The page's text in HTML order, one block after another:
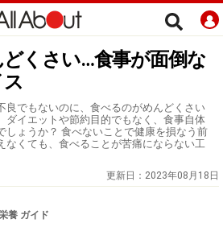
くさい…食事が面倒な
良でもないのに、食べるのがめんどくさい
ダイエットや節約目的でもなく、食事自体
しょうか？ 食べないことで健康を損なう前
なくても、食べることが苦痛にならない工
更新日： 2023年08月18日
養 ガイド